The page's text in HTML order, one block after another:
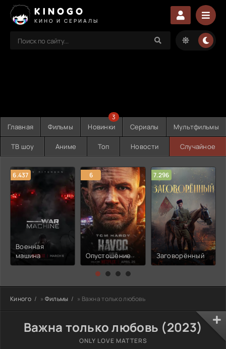
KINOGO
КИНО И СЕРИАЛЫ
Главная Фильмы Новинки
3
Сериалы Мультфильмы
ТВ шоу Аниме Топ Новости Случайное
6.437
Военная
машина
6
Опустошение
7.296
Заговорённый
Киного » Фильмы » Важна только любовь
Важна только любовь (2023)
ONLY LOVE MATTERS